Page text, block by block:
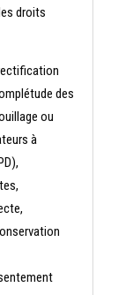
droits
des
ou
à